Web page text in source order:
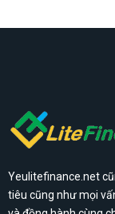
Yeulitefinance.net
tiêu cũng như mọi